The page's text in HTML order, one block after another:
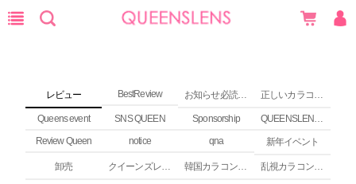
レビュー BestReview お知らせ必読 (NEWS) 正しいカラコンの使い方
Queens event SNS QUEEN Sponsorship
QUEENSLENS Affiliate Program
Review Queen
notice qna 新年イベント
卸売 クイーンズレンズ カラコンコラム 韓国カラコンguide 乱視カラコンの安全性